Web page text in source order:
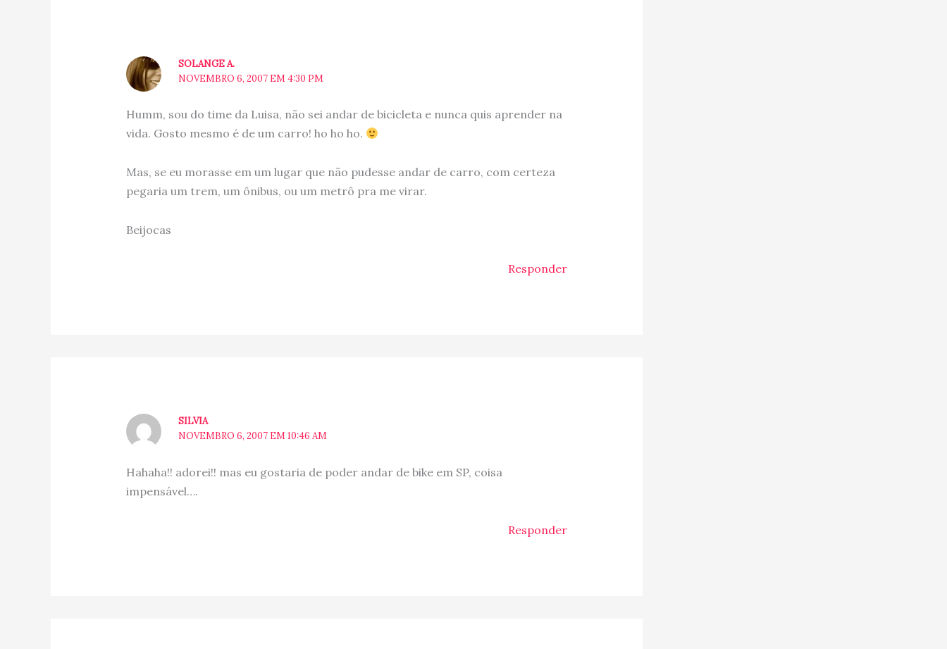
SOLANGE A.
NOVEMBRO 6, 2007 EM 4:30 PM
Humm, sou do time da Luisa, não sei andar de bicicleta e nunca quis aprender na
vida. Gosto mesmo é de um carro! ho ho ho.
Mas, se eu morasse em um lugar que não pudesse andar de carro, com certeza
pegaria um trem, um ônibus, ou um metrô pra me virar.
Beijocas
Responder
SILVIA
NOVEMBRO 6, 2007 EM 10:46 AM
Hahaha!! adorei!! mas eu gostaria de poder andar de bike em SP, coisa
impensável….
Responder